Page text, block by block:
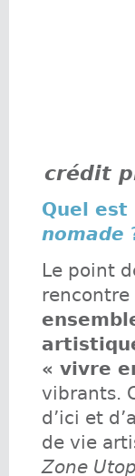
crédit
Quel
nomade
Le point
rencontre
« vivre
vibrants.
d’ici et
de vie
Zone